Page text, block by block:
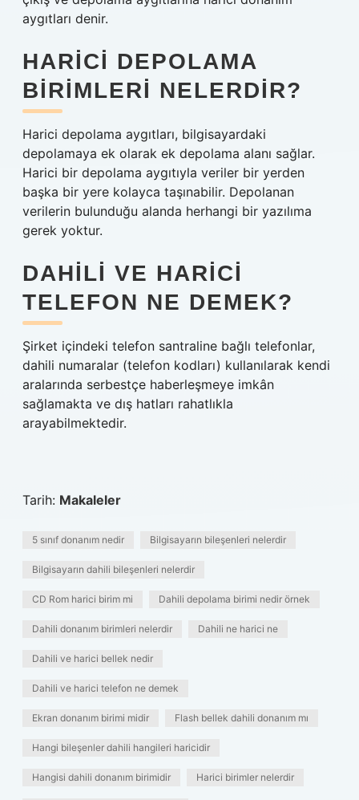
aygıtları denir.
HARICI DEPOLAMA
BIRIMLERI NELERDIR?
Harici depolama aygıtları, bilgisayardaki
depolamaya ek olarak ek depolama alanı sağlar.
Harici bir depolama aygıtıyla veriler bir yerden
başka bir yere kolayca taşınabilir. Depolanan
verilerin bulunduğu alanda herhangi bir yazılıma
gerek yoktur.
DAHILI VE HARICI
TELEFON NE DEMEK?
Şirket içindeki telefon santraline bağlı telefonlar,
dahili numaralar (telefon kodları) kullanılarak kendi
aralarında serbestçe haberleşmeye imkân
sağlamakta ve dış hatları rahatlıkla
arayabilmektedir.
Tarih: Makaleler
5 sınıf donanım nedir Bilgisayarın bileşenleri nelerdir
Bilgisayarın dahili bileşenleri nelerdir
CD Rom harici birim mi Dahili depolama birimi nedir örnek
Dahili donanım birimleri nelerdir Dahili ne harici ne
Dahili ve harici bellek nedir
Dahili ve harici telefon ne demek
Ekran donanım birimi midir Flash bellek dahili donanım mı
Hangi bileşenler dahili hangileri haricidir
Hangisi dahili donanım birimidir Harici birimler nelerdir